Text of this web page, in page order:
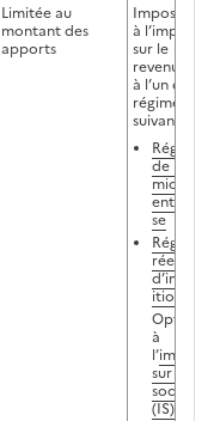
Limitée au
montant des
apports
Imposition
à l’impôt
sur le
revenu (IR)
à l’un des
régimes
suivants :
Régime
de la
micro-
entrepri
se
Régime
réel
d’impos
ition
Option
à
l’impôt
sur les
sociétés
(IS)